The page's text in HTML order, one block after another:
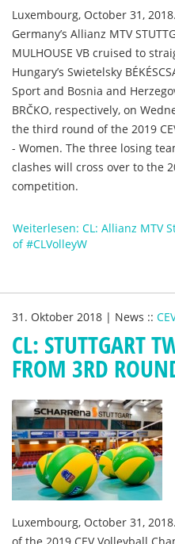
Luxembourg, October 31,
Germany’s Allianz MTV
MULHOUSE VB cruised to
Hungary’s Swietelsky
Sport and Bosnia and
BRČKO, respectively, on
the third round of the 2019
- Women. The three losing
clashes will cross over to the
competition.
Weiterlesen: CL: Allianz MTV
of #CLVolleyW
31. Oktober 2018 | News ::
CL: STUTTGART
FROM 3RD
Luxembourg, October 31,